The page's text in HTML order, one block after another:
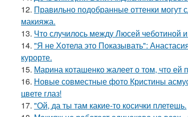
12. Правильно подобранные оттенки могут
макияжа.
13. Что случилось между Люсей чеботиной
14. "Я не Хотела это Показывать":
курорте.
15. Марина коташенко жалеет о том, что ей
16. Новые совместные фото Кристины
цвете глаз!
17. "Ой, да ты там какие-то косички плетешь.